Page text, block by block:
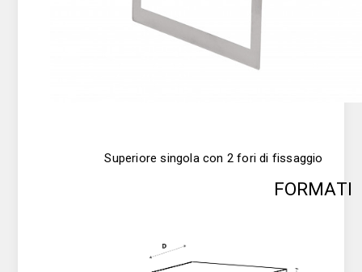
Superiore singola con 2 fori di fissaggio
FORMATI